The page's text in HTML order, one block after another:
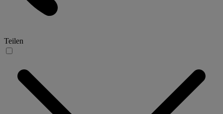
Teilen